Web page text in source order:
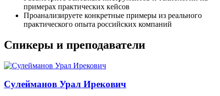
примерах практических кейсов
Проанализируете конкретные примеры из реального
практического опыта российских компаний
Спикеры и преподаватели
Сулейманов Урал Ирекович